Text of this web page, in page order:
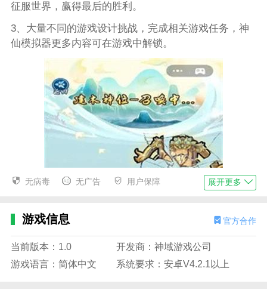
征服世界，赢得最后的胜利。
3、大量不同的游戏设计挑战，完成相关游戏任务，神
仙模拟器更多内容可在游戏中解锁。
无病毒 无广告 用户保障 展开更多
游戏信息 官方合作
当前版本：1.0
开发商：神域游戏公司
游戏语言：简体中文
系统要求：安卓V4.2.1以上